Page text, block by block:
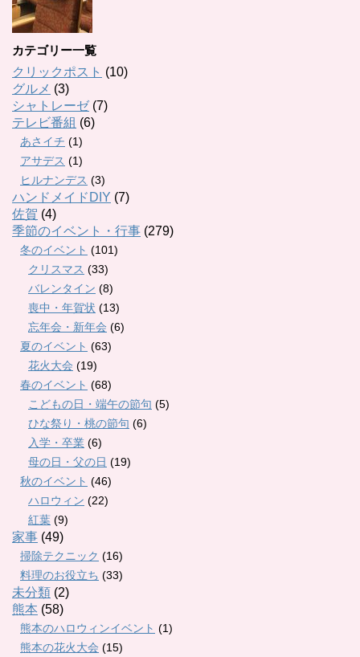
カテゴリー一覧
クリックポスト (10)
グルメ (3)
シャトレーゼ(7)
テレビ番組 (6)
あさイチ (1)
アサデス (1)
ヒルナンデス (3)
ハンドメイドDIY (7)
佐賀 (4)
季節のイベント・行事 (279)
冬のイベント (101)
クリスマス (33)
バレンタイン (8)
喪中・年賀状 (13)
忘年会・新年会 (6)
夏のイベント (63)
花火大会 (19)
春のイベント (68)
こどもの日・端午の節句 (5)
ひな祭り・桃の節句 (6)
入学・卒業 (6)
母の日・父の日 (19)
秋のイベント (46)
ハロウィン (22)
紅葉 (9)
家事 (49)
掃除テクニック (16)
料理のお役立ち (33)
未分類 (2)
熊本 (58)
熊本のハロウィンイベント (1)
熊本の花火大会 (15)